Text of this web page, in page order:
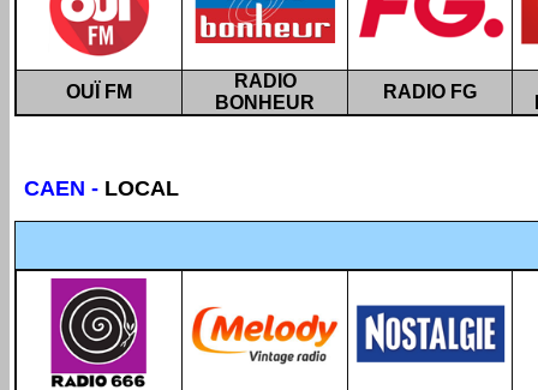
OUÏ FM
RADIO
BONHEUR
RADIO FG
CAEN - LOCAL